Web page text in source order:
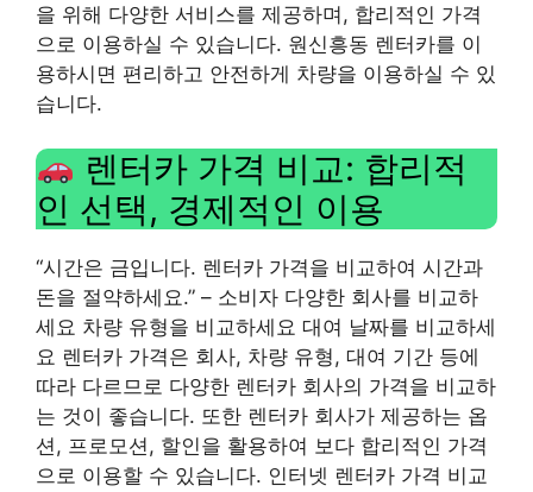
을 위해 다양한 서비스를 제공하며, 합리적인 가격
으로 이용하실 수 있습니다. 원신흥동 렌터카를 이
용하시면 편리하고 안전하게 차량을 이용하실 수 있
습니다.
렌터카 가격 비교: 합리적
인 선택, 경제적인 이용
“시간은 금입니다. 렌터카 가격을 비교하여 시간과
돈을 절약하세요.” – 소비자 다양한 회사를 비교하
세요 차량 유형을 비교하세요 대여 날짜를 비교하세
요 렌터카 가격은 회사, 차량 유형, 대여 기간 등에
따라 다르므로 다양한 렌터카 회사의 가격을 비교하
는 것이 좋습니다. 또한 렌터카 회사가 제공하는 옵
션, 프로모션, 할인을 활용하여 보다 합리적인 가격
으로 이용할 수 있습니다. 인터넷 렌터카 가격 비교